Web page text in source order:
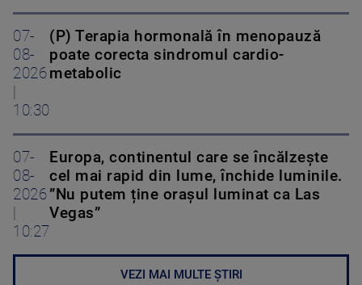
07-
08-
2026
10:30
(P) Terapia hormonală în menopauză
poate corecta sindromul cardio-
metabolic
07-
08-
2026
10:27
Europa, continentul care se încălzește
cel mai rapid din lume, închide luminile.
”Nu putem ține orașul luminat ca Las
Vegas”
VEZI MAI MULTE ȘTIRI